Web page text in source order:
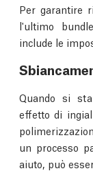
Per garantire
l'ultimo
include le
Quando si
effetto di
un processo
aiuto, può